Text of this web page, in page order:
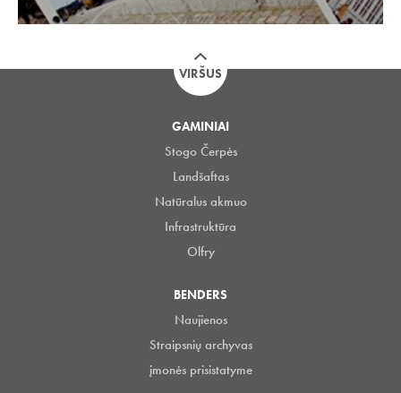
VIRŠUS
GAMINIAI
Stogo Čerpės
Landšaftas
Natūralus akmuo
Infrastruktūra
Olfry
BENDERS
Naujienos
Straipsnių archyvas
įmonės prisistatyme